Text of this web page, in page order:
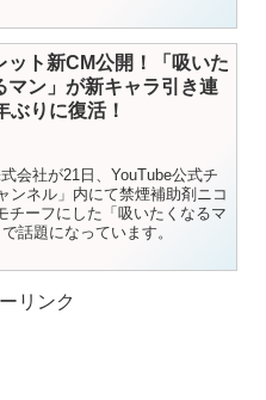
ット新CM公開！「吸いた
マン」が新キャラ引き連
ぶりに復活！
会社が21日、YouTube公式チ
ンネル」内にて禁煙補助剤ニコ
チーフにした「吸いたくなるマ
話題になっています。
リンク